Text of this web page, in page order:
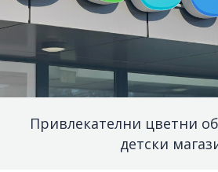
Привлекателни цветни
детски